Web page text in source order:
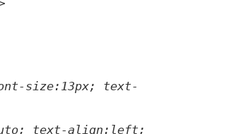
size:13px; text-
text-align:left;